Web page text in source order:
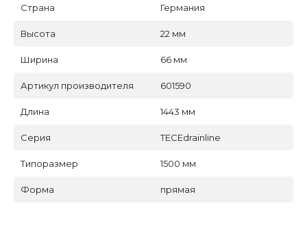
Страна Германия
Высота 22 мм
Ширина 66 мм
Артикул производителя 601590
Длина 1443 мм
Серия TECEdrainline
Типоразмер 1500 мм
Форма прямая